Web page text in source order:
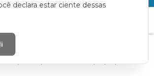
declara estar ciente dessas